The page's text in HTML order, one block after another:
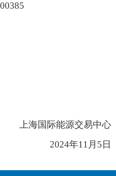
上海国际能源交易中心
2024年11 月 5 日